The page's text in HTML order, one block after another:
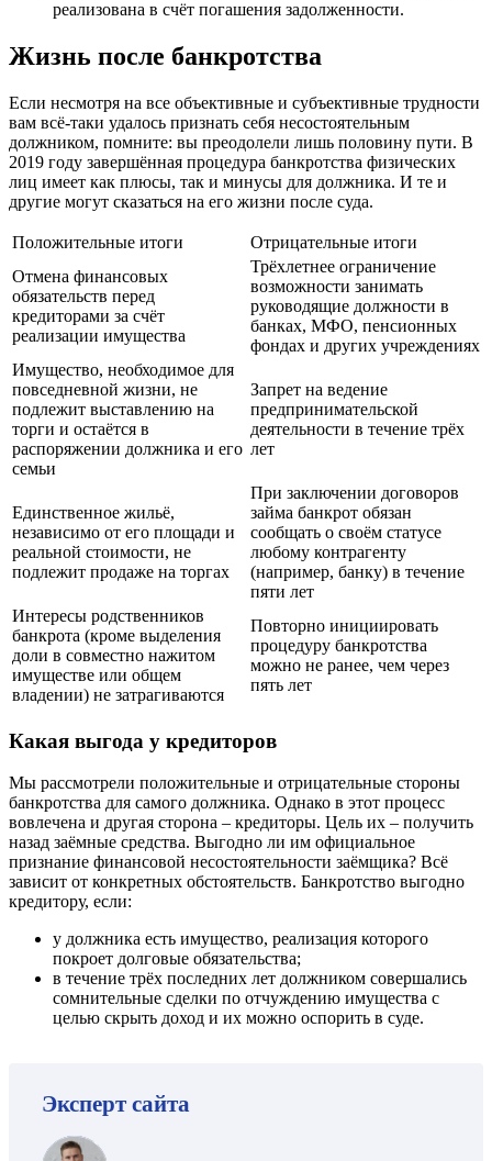
реализована в счёт погашения задолженности.
Жизнь после банкротства
Если несмотря на все объективные и субъективные трудности
вам всё-таки удалось признать себя несостоятельным
должником, помните: вы преодолели лишь половину пути. В
2019 году завершённая процедура банкротства физических
лиц имеет как плюсы, так и минусы для должника. И те и
другие могут сказаться на его жизни после суда.
Положительные итоги
Отрицательные итоги
Отмена финансовых
обязательств перед
кредиторами за счёт
реализации имущества
Трёхлетнее ограничение
возможности занимать
руководящие должности в
банках, МФО, пенсионных
фондах и других учреждениях
Имущество, необходимое для
повседневной жизни, не
подлежит выставлению на
торги и остаётся в
распоряжении должника и его
семьи
Запрет на ведение
предпринимательской
деятельности в течение трёх
лет
Единственное жильё,
независимо от его площади и
реальной стоимости, не
подлежит продаже на торгах
При заключении договоров
займа банкрот обязан
сообщать о своём статусе
любому контрагенту
(например, банку) в течение
пяти лет
Интересы родственников
банкрота (кроме выделения
доли в совместно нажитом
имуществе или общем
владении) не затрагиваются
Повторно инициировать
процедуру банкротства
можно не ранее, чем через
пять лет
Какая выгода у кредиторов
Мы рассмотрели положительные и отрицательные стороны
банкротства для самого должника. Однако в этот процесс
вовлечена и другая сторона – кредиторы. Цель их – получить
назад заёмные средства. Выгодно ли им официальное
признание финансовой несостоятельности заёмщика? Всё
зависит от конкретных обстоятельств. Банкротство выгодно
кредитору, если:
у должника есть имущество, реализация которого
покроет долговые обязательства;
в течение трёх последних лет должником совершались
сомнительные сделки по отчуждению имущества с
целью скрыть доход и их можно оспорить в суде.
Эксперт сайта